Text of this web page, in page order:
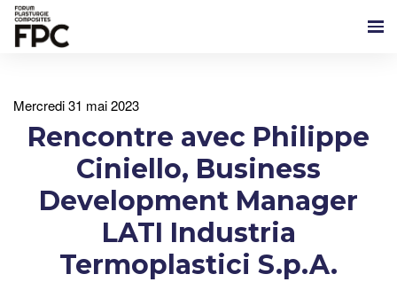
mercredi 31 mai 2023
Rencontre avec Philippe
Ciniello, Business
Development Manager
LATI Industria
Termoplastici S.p.A.